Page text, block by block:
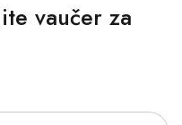
vaučer za